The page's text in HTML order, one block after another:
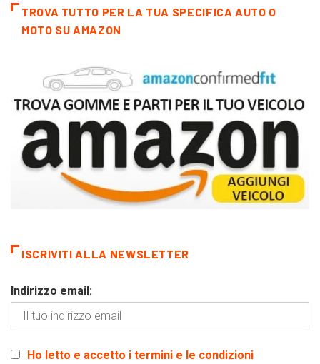
TROVA TUTTO PER LA TUA SPECIFICA AUTO O
MOTO SU AMAZON
ISCRIVITI ALLA NEWSLETTER
Indirizzo email:
Ho letto e accetto i termini e le condizioni